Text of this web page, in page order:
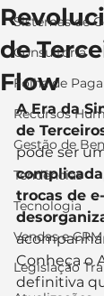
Sistemas de
Consultoria
Folha de
Recursos
Gestão de
Tendências
Tecnologia
Vendas e CRM
Legislação
de
Flow
A Era da
de
pode ser
complicada
trocas de
Conheça o
definitiva